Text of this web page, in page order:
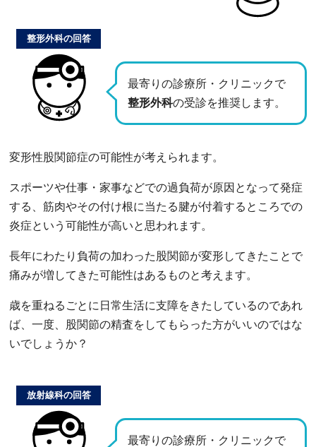
最寄りの診療所・クリニックで
整形外科の受診を推奨します。
整形外科の回答
変形性股関節症の可能性が考えられます。
スポーツや仕事・家事などでの過負荷が原因となって発症
する、筋肉やその付け根に当たる腱が付着するところでの
炎症という可能性が高いと思われます。
長年にわたり負荷の加わった股関節が変形してきたことで
痛みが増してきた可能性はあるものと考えます。
歳を重ねるごとに日常生活に支障をきたしているのであれ
ば、一度、股関節の精査をしてもらった方がいいのではな
いでしょうか？
最寄りの診療所・クリニックで
放射線科の回答